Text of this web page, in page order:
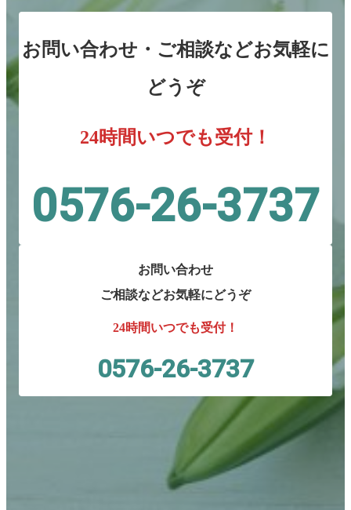
お問い合わせ・ご相談などお気軽に
どうぞ
24時間いつでも受付！
0576-26-3737
お問い合わせ
ご相談などお気軽にどうぞ
24時間いつでも受付！
0576-26-3737